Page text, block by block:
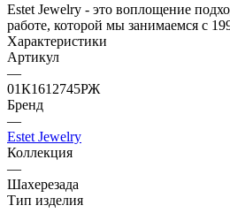
Estet Jewelry - это воплощение
работе, которой мы занимаемся с
Характеристики
Артикул
—
01К1612745РЖ
Бренд
—
Estet Jewelry
Коллекция
—
Шахерезада
Тип изделия